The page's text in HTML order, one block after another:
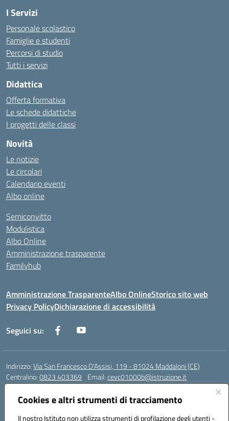
Cookies e altri strumenti di tracciamento
Il nostro Istituto non utilizza strumenti di profilazione degli utenti -
I Servizi
Personale scolastico
Famiglie e studenti
Percorsi di studio
Tutti i servizi
Didattica
Offerta formativa
Le schede didattiche
I progetti delle classi
Novità
Le notizie
Le circolari
Calendario eventi
Albo online
Semiconvitto
Modulistica
Albo Online
Amministrazione trasparente
Familyhub
Amministrazione TrasparenteAlbo OnlineStorico sito web
Privacy PolicyDichiarazione di accessibilità
Seguici su:
Indirizzo:Via San Francesco D'Assisi, 119 - 81024 Maddaloni (CE)
Centralino:0823 403369 Email:cevc01000b@istruzione.it
Posta elettronica certificata (PEC):
Codice fiscale: 80004990612 (Convitto) - 93044680614 (Scuole
Annesse)